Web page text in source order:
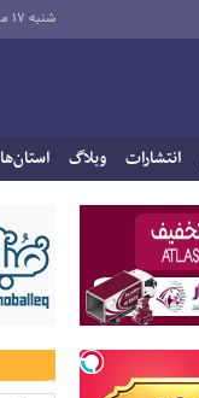
شنبه ۱۷ مرداد ۱۴۰۵
انتشارات وبلاگ استان‌ها